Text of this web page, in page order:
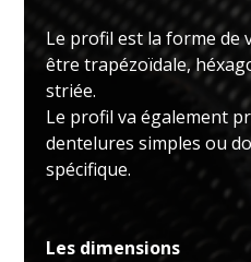
Le profil est la forme de
être trapézoïdale,
striée.
Le profil va également
dentelures simples ou
spécifique.
Les dimensions